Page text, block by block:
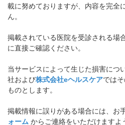
載に努めておりますが、内容を完全
ん。
掲載されている医院を受診される場
に直接ご確認ください。
当サービスによって生じた損害につ
社および株式会社eヘルスケアでは
ものとします。
掲載情報に誤りがある場合には、お
ォーム からご連絡をいただけますよ